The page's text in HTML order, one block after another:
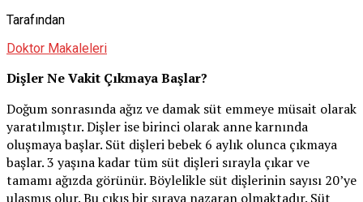
Tarafından
Doktor Makaleleri
Dişler Ne Vakit Çıkmaya Başlar?
Doğum sonrasında ağız ve damak süt emmeye müsait olarak
yaratılmıştır. Dişler ise birinci olarak anne karnında
oluşmaya başlar. Süt dişleri bebek 6 aylık olunca çıkmaya
başlar. 3 yaşına kadar tüm süt dişleri sırayla çıkar ve
tamamı ağızda görünür. Böylelikle süt dişlerinin sayısı 20’ye
ulaşmış olur. Bu çıkış bir sıraya nazaran olmaktadır. Süt